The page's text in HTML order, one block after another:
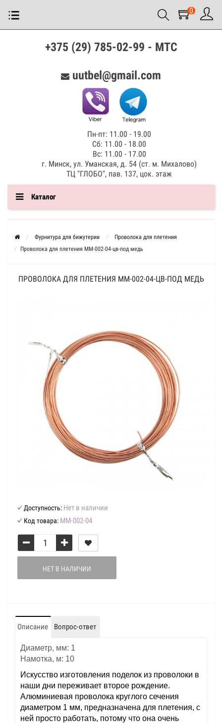
0
+375 (29) 785-02-99 - МТС
uutbel@gmail.com
Пн-пт: 11.00 - 19.00
Сб: 11.00 - 18.00
Вс: 11.00 - 17.00
г. Минск, ул. Уманская, д. 54 (ст. м. Михалово)
ТЦ "ГЛОБО", пав. 137, цок. этаж
Каталог
Фурнитура для бижутерии
Проволока для плетения
Проволока для плетения ММ-002-04-цв-под медь
ПРОВОЛОКА ДЛЯ ПЛЕТЕНИЯ ММ-002-04-ЦВ-ПОД МЕДЬ
Доступность: Нет в наличии
Код товара: ММ-002-04
НЕТ В НАЛИЧИИ
Описание Вопрос-ответ
Диаметр, мм: 1
Намотка, м: 10
Искусство изготовления поделок из проволоки в
наши дни переживает второе рождение.
Алюминиевая проволока круглого сечения
диаметром 1 мм, предназначена для плетения, с
ней просто работать, потому что она очень